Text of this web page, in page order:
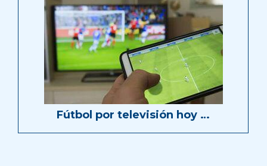
Fútbol por televisión hoy …